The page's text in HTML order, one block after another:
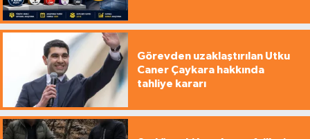
Görevden uzaklaştırılan Utku
Caner Çaykara hakkında
tahliye kararı